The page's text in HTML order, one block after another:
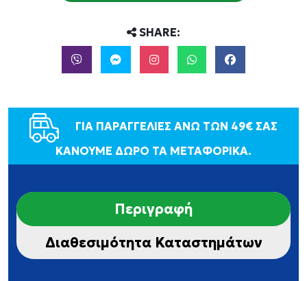
SHARE:
ΓΙΑ ΠΑΡΑΓΓΕΛΙΕΣ ΑΝΩ ΤΩΝ 49€ ΣΑΣ
ΚΑΝΟΥΜΕ ΔΩΡΟ ΤΑ ΜΕΤΑΦΟΡΙΚΑ.
Περιγραφή
Διαθεσιμότητα Καταστημάτων